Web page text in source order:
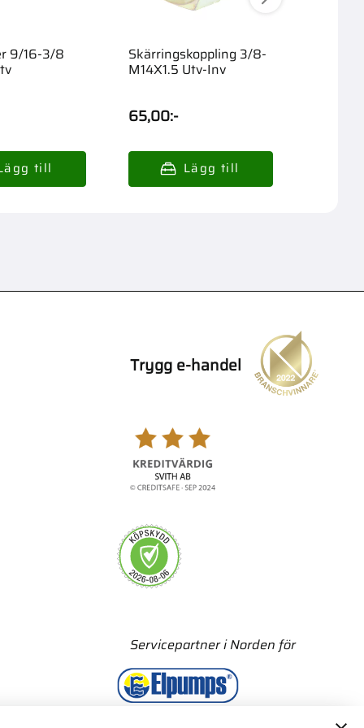
9/16-3/8 Skärringskoppling 3/8-
M14X1.5 Utv-Inv
65,00:-
Trygg e-handel
Servicepartner i Norden för